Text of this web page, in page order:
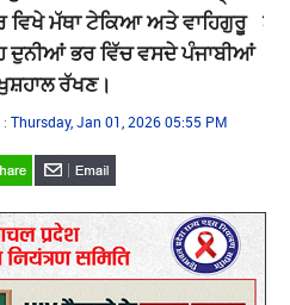
ਵਿਖੇ ਮੱਥਾ ਟੇਕਿਆ ਅਤੇ ਵਾਹਿਗੁਰੂ
ਦੁਨੀਆਂ ਭਰ ਵਿੱਚ ਵਸਦੇ ਪੰਜਾਬੀਆਂ
ਰੱਖਣ।
:Thursday, Jan 01, 2026 05:55 PM